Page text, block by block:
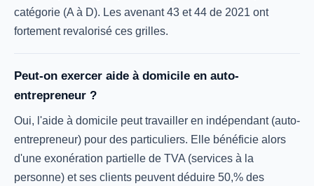
catégorie (A à D). Les avenant 43 et 44 de 2021 ont
fortement revalorisé ces grilles.
Peut-on exercer aide à domicile en auto-
entrepreneur ?
Oui, l'aide à domicile peut travailler en indépendant (auto-
entrepreneur) pour des particuliers. Elle bénéficie alors
d'une exonération partielle de TVA (services à la
personne) et ses clients peuvent déduire 50,% des